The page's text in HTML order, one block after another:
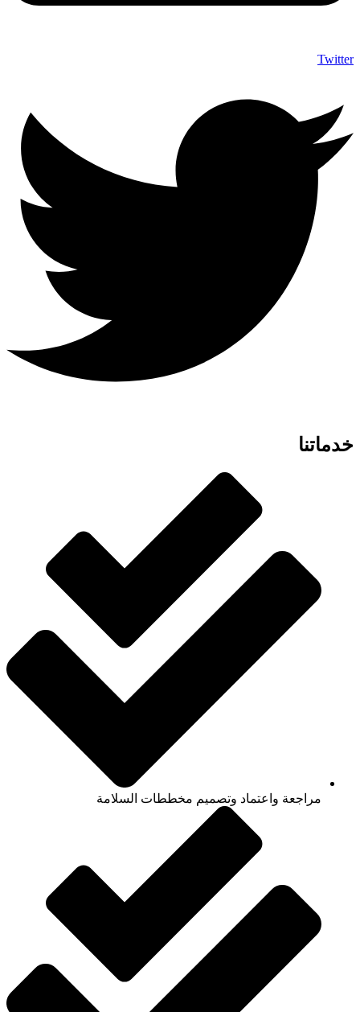
Twitter
خدماتنا
مراجعة واعتماد وتصميم مخططات السلامة